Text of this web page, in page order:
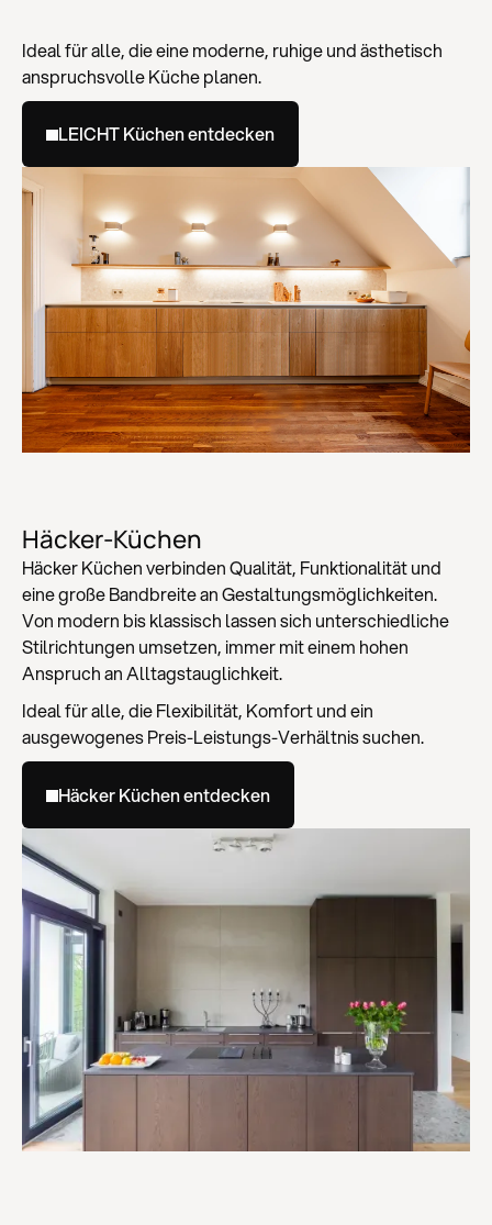
Ideal für alle, die eine moderne, ruhige und ästhetisch
anspruchsvolle Küche planen.
LEICHT Küchen entdecken
Häcker-Küchen
Häcker Küchen verbinden Qualität, Funktionalität und
eine große Bandbreite an Gestaltungsmöglichkeiten.
Von modern bis klassisch lassen sich unterschiedliche
Stilrichtungen umsetzen, immer mit einem hohen
Anspruch an Alltagstauglichkeit.
Ideal für alle, die Flexibilität, Komfort und ein
ausgewogenes Preis-Leistungs-Verhältnis suchen.
Häcker Küchen entdecken